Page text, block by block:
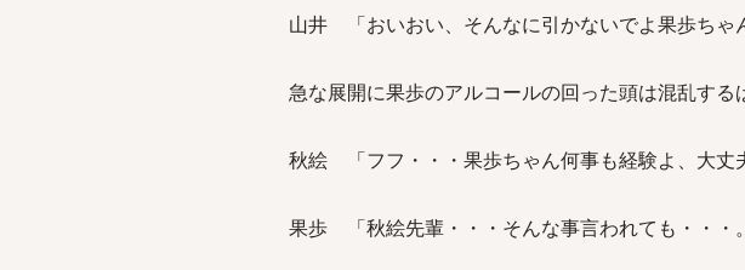
山井 「おいおい、そんなに引かないでよ果歩ちゃ
急な展開に果歩のアルコールの回った頭は混乱する
秋絵 「フフ・・・果歩ちゃん何事も経験よ、大丈
果歩 「秋絵先輩・・・そんな事言われても・・・